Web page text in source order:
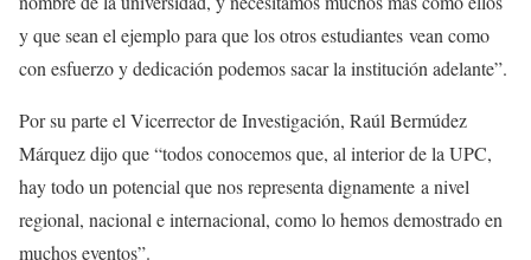
y que sean el ejemplo para que los otros estudiantes vean como
con esfuerzo y dedicación podemos sacar la institución adelante”.
Por su parte el Vicerrector de Investigación, Raúl Bermúdez
Márquez dijo que “todos conocemos que, al interior de la UPC,
hay todo un potencial que nos representa dignamente a nivel
regional, nacional e internacional, como lo hemos demostrado en
muchos eventos”.